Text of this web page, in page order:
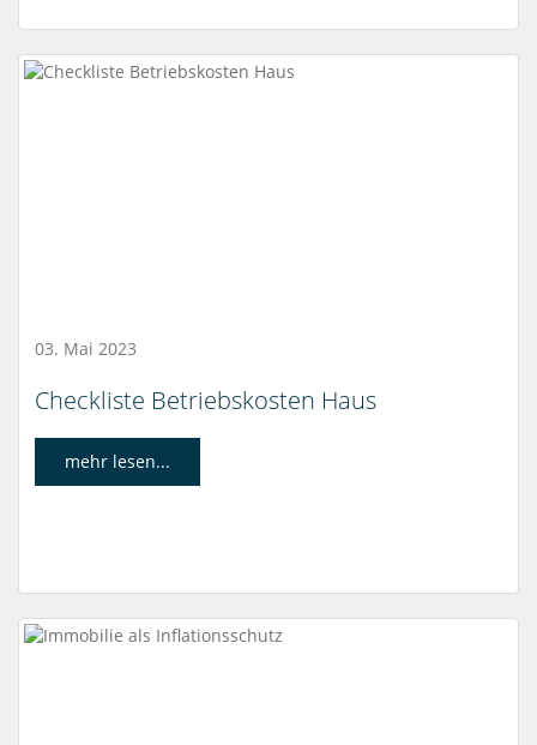
03. Mai 2023
Checkliste Betriebskosten Haus
mehr lesen...